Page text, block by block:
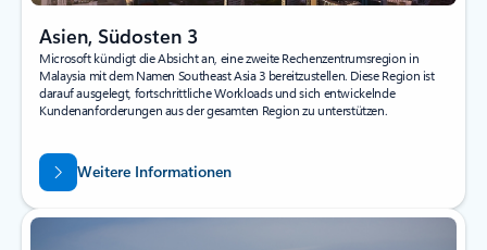
Asien, Südosten 3
Microsoft kündigt die Absicht an, eine zweite Rechenzentrumsregion in
Malaysia mit dem Namen Southeast Asia 3 bereitzustellen. Diese Region ist
darauf ausgelegt, fortschrittliche Workloads und sich entwickelnde
Kundenanforderungen aus der gesamten Region zu unterstützen.
Weitere Informationen